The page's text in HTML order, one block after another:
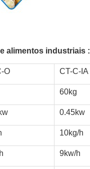
alimentos industriais :
O CT-C-IA
60kg
0.45kw
10kg/h
9kw/h